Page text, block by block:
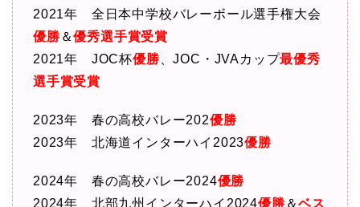
2021年 全日本中学校バレーボール選手権大会
優勝 ＆優秀選手賞受賞
2021年 JOC杯優勝 、JOC・JVAカップ最優秀
選手賞受賞
2023年 春の高校バレー202優勝
2023年 北海道インターハイ2023優勝
2024年 春の高校バレー2024優勝
2024年 北部九州インターハイ2024優勝 ＆ベス